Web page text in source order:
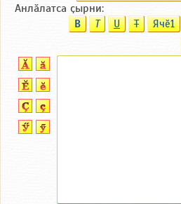
Анлӑлатса ҫырни:
B T U T Ячӗ1